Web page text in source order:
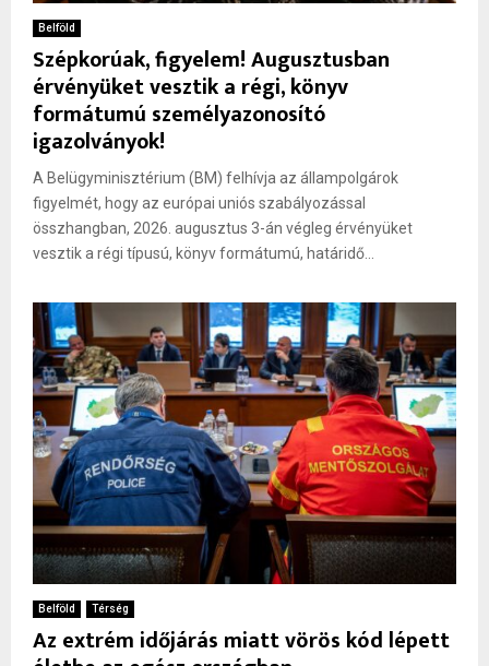
Belföld
Szépkorúak, figyelem! Augusztusban
érvényüket vesztik a régi, könyv
formátumú személyazonosító
igazolványok!
A Belügyminisztérium (BM) felhívja az állampolgárok
figyelmét, hogy az európai uniós szabályozással
összhangban, 2026. augusztus 3-án végleg érvényüket
vesztik a régi típusú, könyv formátumú, határidő...
Belföld Térség
Az extrém időjárás miatt vörös kód lépett